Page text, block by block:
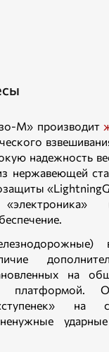
М» производит
надежность
нержавеющей
на
платформой.
на